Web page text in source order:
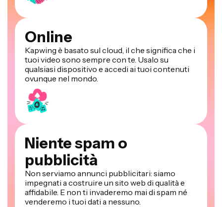
Online
Kapwing è basato sul cloud, il che significa che i
tuoi video sono sempre con te. Usalo su
qualsiasi dispositivo e accedi ai tuoi contenuti
ovunque nel mondo.
Niente spam o
pubblicità
Non serviamo annunci pubblicitari: siamo
impegnati a costruire un sito web di qualità e
affidabile. E non ti invaderemo mai di spam né
venderemo i tuoi dati a nessuno.